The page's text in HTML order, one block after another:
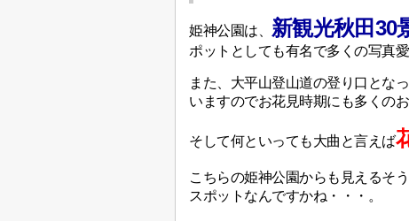
姫神公園は、 新観光秋田30
ポットとしても有名で多くの写真
また、大平山登山道の登り口とな
いますのでお花見時期にも多くの
そして何といっても大曲と言えば
こちらの姫神公園からも見えるそ
スポットなんですかね・・・。